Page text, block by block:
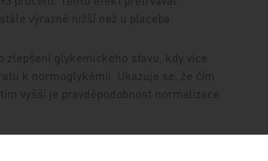
výrazně nižší než u placeba.
glykemického stavu, kdy více
k normoglykémii. Ukazuje se, že čím
vyšší je pravděpodobnost normalizace